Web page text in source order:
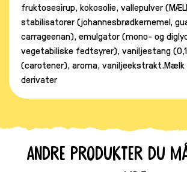
fruktosesirup, kokosolie, vallepulver
stabilisatorer (johannesbrødkernemel,
carrageenan), emulgator (mono- og
vegetabiliske fedtsyrer), vaniljestang
(carotener), aroma,
derivater
Andre produkter du